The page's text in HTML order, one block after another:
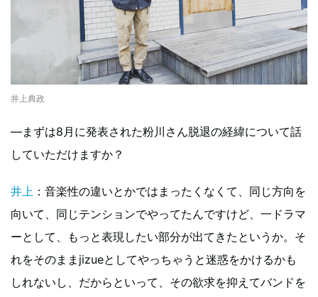
井上典政
―まずは8月に発表された粉川さん脱退の経緯について話
していただけますか？
井上 ：音楽性の違いとかではまったくなくて、同じ方向を
向いて、同じテンションでやってたんですけど、一ドラマ
ーとして、もっと表現したい部分が出てきたというか。そ
れをそのままjizueとしてやっちゃうと迷惑をかけるかも
しれないし、だからといって、その欲求を抑えてバンドを